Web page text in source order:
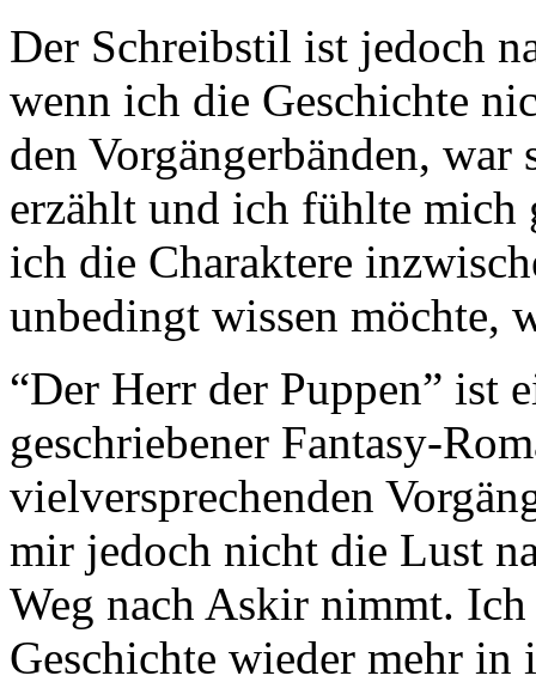
Der Schreibstil ist jedoch
wenn ich die Geschichte
den Vorgängerbänden, war
erzählt und ich fühlte mich
ich die Charaktere
unbedingt wissen möchte,
“Der Herr der Puppen” ist
geschriebener Fantasy-
vielversprechenden
mir jedoch nicht die Lust
Weg nach Askir nimmt.
Geschichte wieder mehr in